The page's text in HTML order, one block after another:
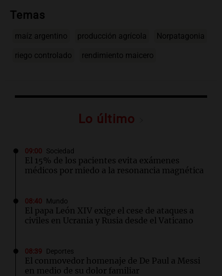
Temas
maíz argentino producción agrícola Norpatagonia
riego controlado rendimiento maicero
Lo último
09:00 Sociedad
El 15% de los pacientes evita exámenes
médicos por miedo a la resonancia magnética
08:40 Mundo
El papa León XIV exige el cese de ataques a
civiles en Ucrania y Rusia desde el Vaticano
08:39 Deportes
El conmovedor homenaje de De Paul a Messi
en medio de su dolor familiar